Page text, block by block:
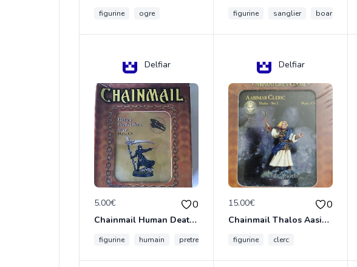
figurine ogre figurine sanglier boar
Delfiar
5.00€ 0
Chainmail Human Death Cleric
figurine humain pretre
Delfiar
15.00€ 0
Chainmail Thalos Aasimar Cleric
figurine clerc